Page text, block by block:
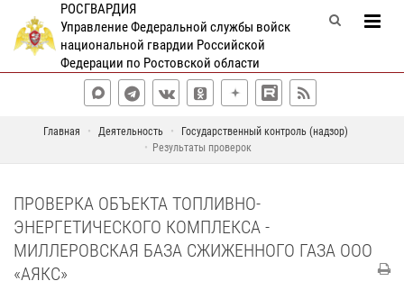
РОСГВАРДИЯ
Управление Федеральной службы войск
национальной гвардии Российской
Федерации по Ростовской области
Главная Деятельность
Государственный контроль (надзор)
Результаты проверок
ПРОВЕРКА ОБЪЕКТА ТОПЛИВНО-
ЭНЕРГЕТИЧЕСКОГО КОМПЛЕКСА -
МИЛЛЕРОВСКАЯ БАЗА СЖИЖЕННОГО ГАЗА ООО
«АЯКС»